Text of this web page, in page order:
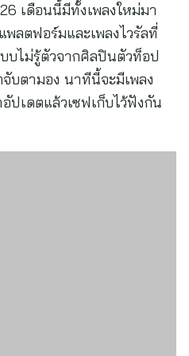
เดือนนี้มีทั้งเพลงใหม่มา
ลตฟอร์มและเพลงไวรัลที่
บไม่รู้ตัวจากศิลปินตัวท็อป
บตามอง นาทีนี้จะมีเพลง
ปเดตแล้วเซฟเก็บไว้ฟังกัน